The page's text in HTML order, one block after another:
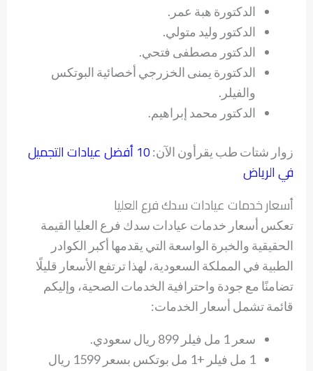
الدكتورة هبة عمر.
الدكتور وليد متولي.
الدكتور مصطفى فتحي.
الدكتورة يمنى الخزرجي أخصائية البوتكس
والفيلر.
الدكتور محمد إبراهيم.
زوار شتات طب يقرأون الآن:
10 أفضل عيادات التجميل
في الرياض
أسعار خدمات عيادات سدك فرع العليا
تعكس أسعار خدمات عيادات سدك فرع العليا القيمة
الحقيقية والخبرة الواسعة التي يقدمها أكبر الكوادر
الطبية في المملكة السعودية، لهذا ترتفع الأسعار قليلًا
تضامنًا مع جودة واحترافية الخدمات الصحية، وإليكم
قائمة تشمل أسعار الخدمات:
سعر 1 مل فيلر 899 ريال سعودي.
1 مل فيلر +1 مل بوتكس بسعر 1599 ريال